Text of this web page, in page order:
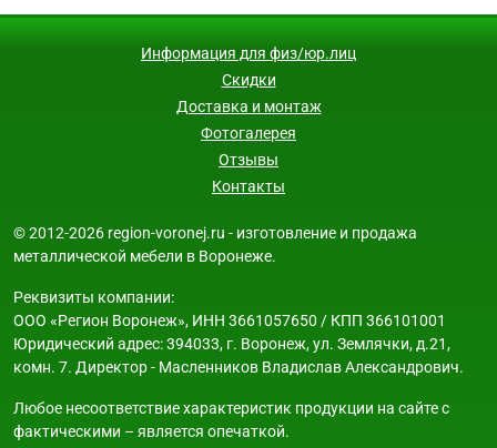
Информация для физ/юр.лиц
Скидки
Доставка и монтаж
Фотогалерея
Отзывы
Контакты
© 2012-2026 region-voronej.ru - изготовление и продажа
металлической мебели в Воронеже.
Реквизиты компании:
ООО «Регион Воронеж», ИНН 3661057650 / КПП 366101001
Юридический адрес: 394033, г. Воронеж, ул. Землячки, д.21,
комн. 7. Директор - Масленников Владислав Александрович.
Любое несоответствие характеристик продукции на сайте с
фактическими – является опечаткой.